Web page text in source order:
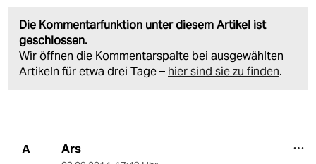
Die Kommentarfunktion unter diesem Artikel ist
geschlossen.
Wir öffnen die Kommentarspalte bei ausgewählten
Artikeln für etwa drei Tage – hier sind sie zu finden.
A Ars